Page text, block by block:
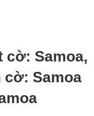
Samoa,
cờ: Samoa